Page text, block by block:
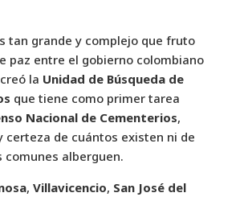
tan grande y complejo que fruto
paz entre el gobierno colombiano
la Unidad de Búsqueda de
que tiene como primer tarea
Nacional de Cementerios,
certeza de cuántos existen ni de
comunes alberguen.
, Villavicencio, San José del